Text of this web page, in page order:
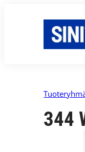
344